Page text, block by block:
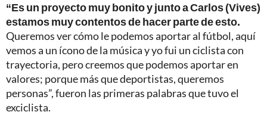
“Es un proyecto muy bonito y junto a Carlos (Vives)
estamos muy contentos de hacer parte de esto.
Queremos ver cómo le podemos aportar al fútbol, aquí
vemos a un ícono de la música y yo fui un ciclista con
trayectoria, pero creemos que podemos aportar en
valores; porque más que deportistas, queremos
personas”, fueron las primeras palabras que tuvo el
exciclista.